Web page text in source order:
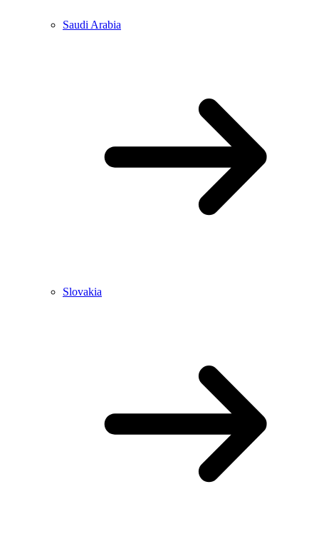
Saudi Arabia
Slovakia